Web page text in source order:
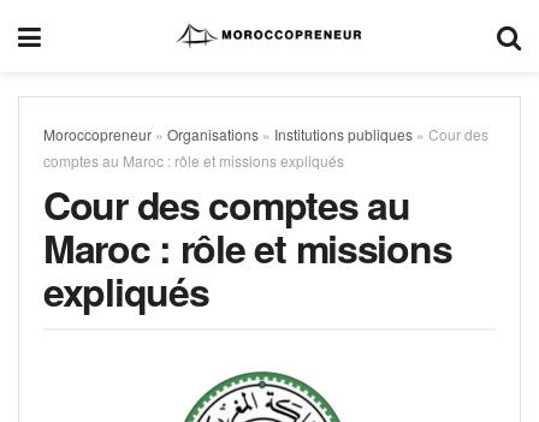
Moroccopreneur » Organisations » Institutions publiques » Cour des
comptes au Maroc : rôle et missions expliqués
Cour des comptes au
Maroc : rôle et missions
expliqués